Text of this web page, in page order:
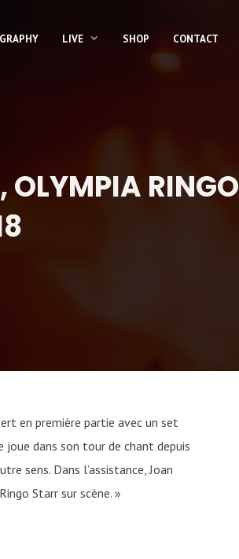
LIVE SHOP CONTACT
OLYMPIA RINGO
en première partie avec un set
dans son tour de chant depuis
sens. Dans l’assistance, Joan
Starr sur scène. »